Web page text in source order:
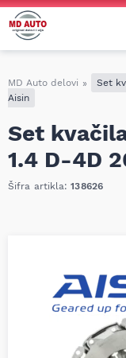
MD Auto delovi »
Set
Aisin
Set
1.4 D-4D
Šifra artikla:138626